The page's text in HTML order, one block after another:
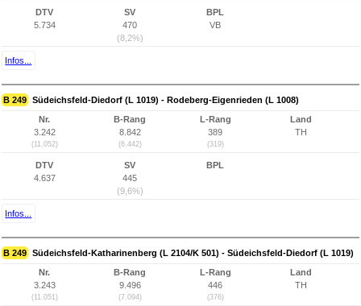
DTV
5.734
SV
470
(8,2%)
BPL
VB
Infos...
B 249 Südeichsfeld-Diedorf (L 1019) - Rodeberg-Eigenrieden (L 1008)
Nr.
3.242
(11.052)
B-Rang
8.842
(6.442)
L-Rang
389
(319)
Land
TH
DTV
4.637
SV
445
(9,6%)
BPL
Infos...
B 249 Südeichsfeld-Katharinenberg (L 2104/K 501) - Südeichsfeld-Diedorf (L 1019)
Nr.
3.243
(11.051)
B-Rang
9.496
(7.094)
L-Rang
446
(376)
Land
TH